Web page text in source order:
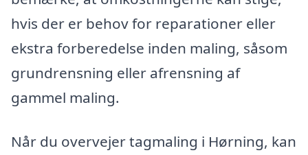
hvis der er behov for reparationer eller
ekstra forberedelse inden maling, såsom
grundrensning eller afrensning af
gammel maling.
Når du overvejer tagmaling i Hørning, kan